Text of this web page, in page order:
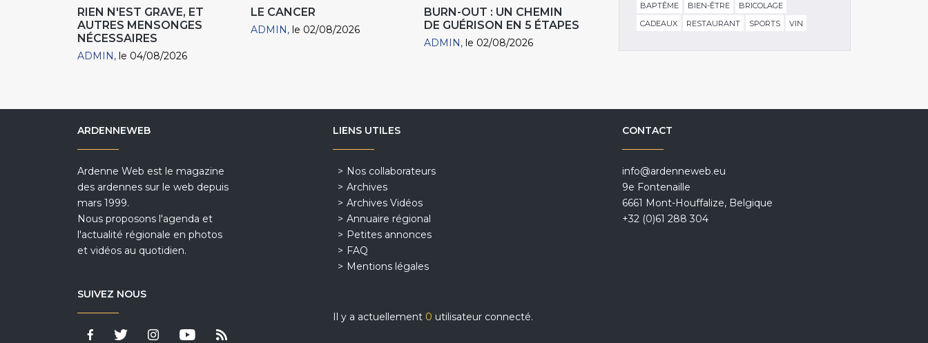
RIEN N'EST GRAVE, ET
AUTRES MENSONGES
NÉCESSAIRES
ADMIN le 04/08/2026
LE CANCER
ADMIN le 02/08/2026
BURN-OUT : UN CHEMIN
DE GUÉRISON EN 5 ÉTAPES
ADMIN le 02/08/2026
BAPTÊME
BIEN-ÊTRE
BRICOLAGE
CADEAUX
RESTAURANT SPORTS VIN
ARDENNEWEB
Ardenne Web est le magazine
des ardennes sur le web depuis
mars 1999.
Nous proposons l'agenda et
l'actualité régionale en photos
et vidéos au quotidien.
SUIVEZ NOUS
LIENS UTILES
Nos collaborateurs
Archives
Archives Vidéos
Annuaire régional
Petites annonces
FAQ
Mentions légales
Il y a actuellement 0 utilisateur connecté.
CONTACT
info@ardenneweb.eu
9e Fontenaille
6661 Mont-Houffalize, Belgique
+32 (0)61 288 304